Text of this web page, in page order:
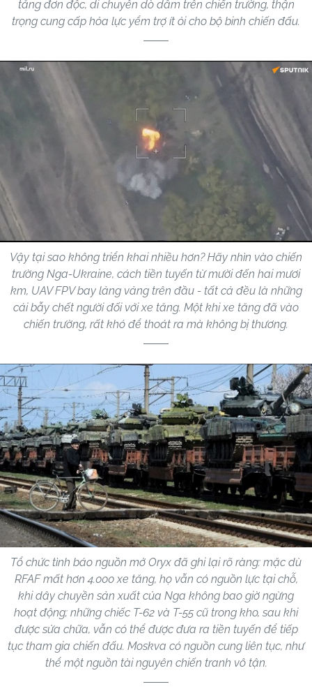
tăng đơn độc, di chuyển dò dẫm trên chiến trường, thận
trọng cung cấp hỏa lực yểm trợ ít ỏi cho bộ binh chiến đấu.
Vậy tại sao không triển khai nhiều hơn? Hãy nhìn vào chiến
trường Nga-Ukraine, cách tiền tuyến từ mười đến hai mươi
km, UAV FPV bay lảng vảng trên đầu - tất cả đều là những
cái bẫy chết người đối với xe tăng. Một khi xe tăng đã vào
chiến trường, rất khó để thoát ra mà không bị thương.
Tổ chức tình báo nguồn mở Oryx đã ghi lại rõ ràng: mặc dù
RFAF mất hơn 4.000 xe tăng, họ vẫn có nguồn lực tại chỗ,
khi dây chuyền sản xuất của Nga không bao giờ ngừng
hoạt động; những chiếc T-62 và T-55 cũ trong kho, sau khi
được sửa chữa, vẫn có thể được đưa ra tiền tuyến để tiếp
tục tham gia chiến đấu. Moskva có nguồn cung liên tục, như
thể một nguồn tài nguyên chiến tranh vô tận.